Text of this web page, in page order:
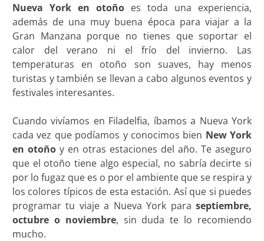
Nueva York en otoñoes toda una experiencia,
además de una muy buena época para viajar a la
Gran Manzana porque no tienes que soportar el
calor del verano ni el frío del invierno. Las
temperaturas en otoño son suaves, hay menos
turistas y también se llevan a cabo algunos eventos y
festivales interesantes.
Cuando vivíamos en Filadelfia, íbamos a Nueva York
cada vez que podíamos y conocimos bien New York
en otoñoy en otras estaciones del año. Te aseguro
que el otoño tiene algo especial, no sabría decirte si
por lo fugaz que es o por el ambiente que se respira y
los colores típicos de esta estación. Así que si puedes
programar tu viaje a Nueva York paraseptiembre,
octubre o noviembre, sin duda te lo recomiendo
mucho.